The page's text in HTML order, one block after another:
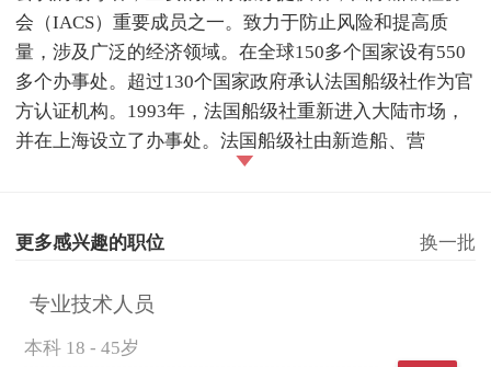
会（IACS）重要成员之一。致力于防止风险和提高质
量，涉及广泛的经济领域。在全球150多个国家设有550
多个办事处。超过130个国家政府承认法国船级社作为官
方认证机构。1993年，法国船级社重新进入大陆市场，
并在上海设立了办事处。法国船级社由新造船、营
更多感兴趣的职位 换一批
专业技术人员
本科 18 - 45岁